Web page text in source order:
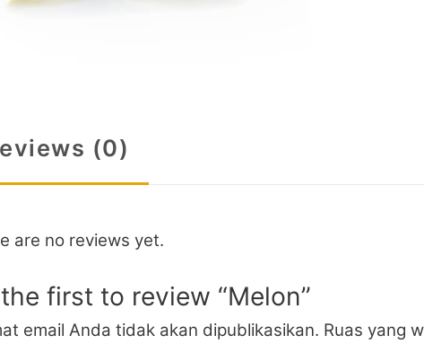
(0)
are no reviews yet.
first to review “Melon”
email Anda tidak akan dipublikasikan. Ruas yang